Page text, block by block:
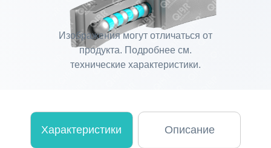
Изображения могут отличаться от
продукта. Подробнее см.
технические характеристики.
Характеристики Описание